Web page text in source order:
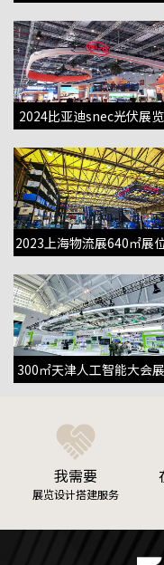
设计搭建
2024比亚迪snec光伏展
搭建布置
2023上海物流展640㎡展
设计搭建
300㎡天津人工智能大会
我需要
展览设计搭建服务